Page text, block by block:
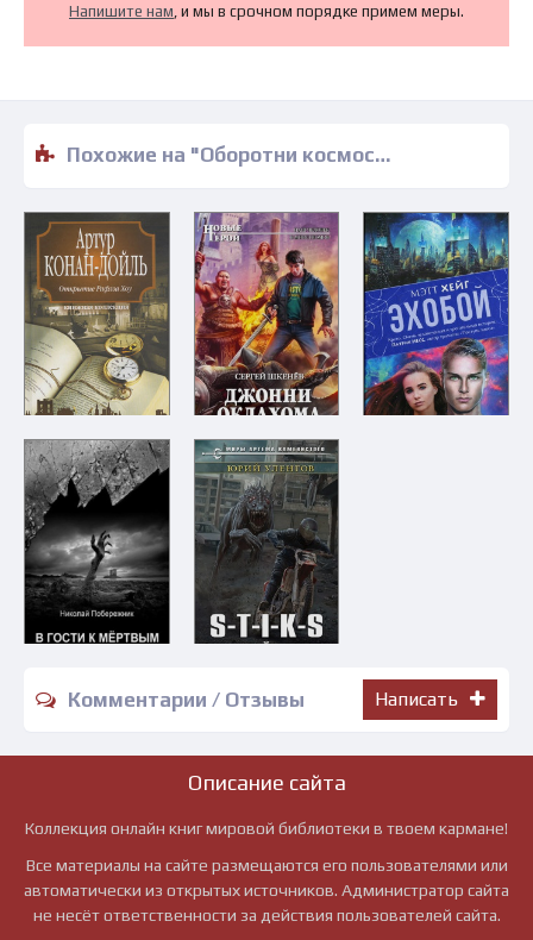
Напишите нам , и мы в срочном порядке примем меры.
Похожие на "Оборотни космоса - Александр Белаш" книги читать бесплатно полные версии
Комментарии / Отзывы Написать
Описание сайта
Коллекция онлайн книг мировой библиотеки в твоем кармане!
Все материалы на сайте размещаются его пользователями или
автоматически из открытых источников. Администратор сайта
не несёт ответственности за действия пользователей сайта.